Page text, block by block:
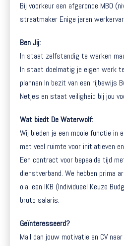
Bij voorkeur een afgeronde MBO
straatmaker Enige jaren
Ben Jij:
In staat zelfstandig te werken
In staat doelmatig je eigen werk
plannen In bezit van een rijbewijs
Netjes en staat veiligheid bij jou
Wat biedt De Waterwolf:
Wij bieden je een mooie functie in
met veel ruimte voor initiatieven
Een contract voor bepaalde tijd
dienstverband. We hebben prima
o.a. een IKB (Individueel Keuze
bruto salaris.
Geïnteresseerd?
Mail dan jouw motivatie en CV